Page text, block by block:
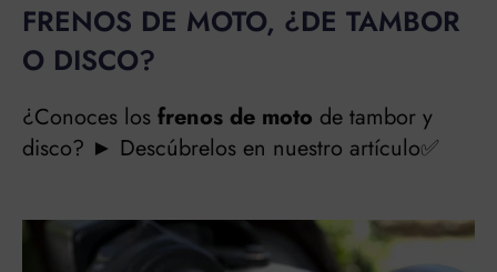
FRENOS DE MOTO, ¿DE TAMBOR
O DISCO?
¿Conoces los frenos de moto de tambor y
disco? ► Descúbrelos en nuestro artículo✅